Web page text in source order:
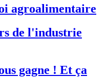
agroalimentaire
de l'industrie
gagne ! Et ça